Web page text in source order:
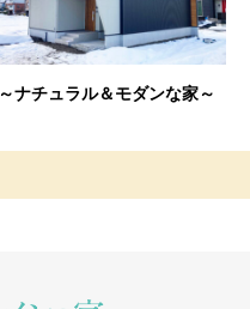
～ナチュラル＆モダンな家～